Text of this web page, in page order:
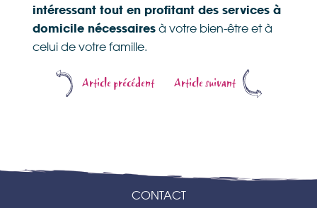
intéressant tout en profitant des services à
domicile nécessairesà votre bien-être et à
celui de votre famille.
Article précédent Article suivant
CONTACT